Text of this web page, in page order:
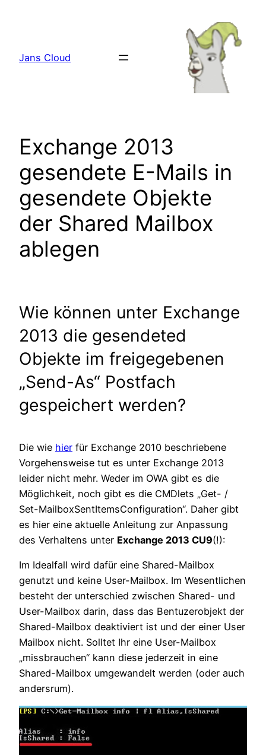
Jans Cloud
Exchange 2013
gesendete E-Mails in
gesendete Objekte
der Shared Mailbox
ablegen
Wie können unter Exchange
2013 die gesendeted
Objekte im freigegebenen
„Send-As“ Postfach
gespeichert werden?
Die wie hier für Exchange 2010 beschriebene
Vorgehensweise tut es unter Exchange 2013
leider nicht mehr. Weder im OWA gibt es die
Möglichkeit, noch gibt es die CMDlets „Get- /
Set-MailboxSentItemsConfiguration“. Daher gibt
es hier eine aktuelle Anleitung zur Anpassung
des Verhaltens unter Exchange 2013 CU9(!):
Im Idealfall wird dafür eine Shared-Mailbox
genutzt und keine User-Mailbox. Im Wesentlichen
besteht der unterschied zwischen Shared- und
User-Mailbox darin, dass das Bentuzerobjekt der
Shared-Mailbox deaktiviert ist und der einer User
Mailbox nicht. Solltet Ihr eine User-Mailbox
„missbrauchen“ kann diese jederzeit in eine
Shared-Mailbox umgewandelt werden (oder auch
andersrum).